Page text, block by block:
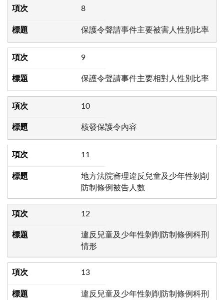
8
保護令聲請事件主要被害人性別比率
9
保護令聲請事件主要相對人性別比率
10
核發保護令內容
11
地方法院審理違反兒童及少年性剝削
防制條例被告人數
12
違反兒童及少年性剝削防制條例科刑
情形
13
違反兒童及少年性剝削防制條例科刑